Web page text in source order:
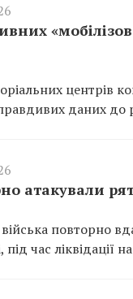
центрів
даних до
атакували
війська повторно
час ліквідації